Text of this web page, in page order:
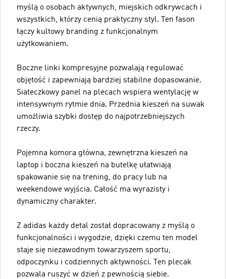
myślą o osobach aktywnych, miejskich odkrywcach i
wszystkich, którzy cenią praktyczny styl. Ten fason
łączy kultowy branding z funkcjonalnym
użytkowaniem.
Boczne linki kompresyjne pozwalają regulować
objętość i zapewniają bardziej stabilne dopasowanie.
Siateczkowy panel na plecach wspiera wentylację w
intensywnym rytmie dnia. Przednia kieszeń na suwak
umożliwia szybki dostęp do najpotrzebniejszych
rzeczy.
Pojemna komora główna, zewnętrzna kieszeń na
laptop i boczna kieszeń na butelkę ułatwiają
spakowanie się na trening, do pracy lub na
weekendowe wyjścia. Całość ma wyrazisty i
dynamiczny charakter.
Z adidas każdy detal został dopracowany z myślą o
funkcjonalności i wygodzie, dzięki czemu ten model
staje się niezawodnym towarzyszem sportu,
odpoczynku i codziennych aktywności. Ten plecak
pozwala ruszyć w dzień z pewnością siebie.